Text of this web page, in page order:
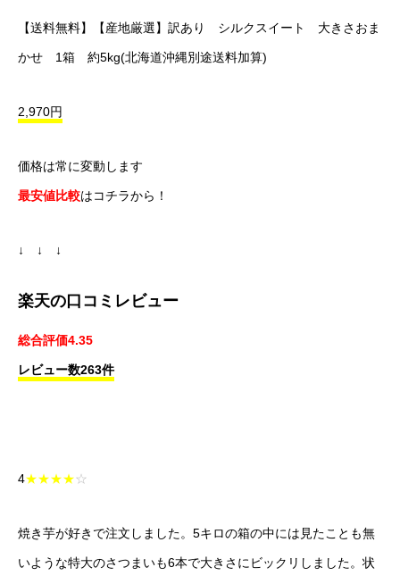
【送料無料】【産地厳選】訳あり シルクスイート 大きさおま
かせ 1箱 約5kg(北海道沖縄別途送料加算)
2,970円
価格は常に変動します
最安値比較はコチラから！
↓ ↓ ↓
楽天の口コミレビュー
総合評価4.35
レビュー数263件
4★★★★☆
焼き芋が好きで注文しました。5キロの箱の中には見たことも無
いような特大のさつまいも6本で大きさにビックリしました。状